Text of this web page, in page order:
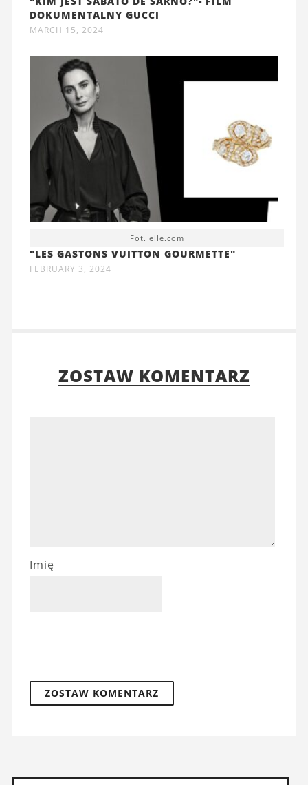
DOKUMENTALNY GUCCI
MARCH 15, 2024
Fot. elle.com
"LES GASTONS VUITTON GOURMETTE"
FEBRUARY 3, 2024
ZOSTAW KOMENTARZ
Imię